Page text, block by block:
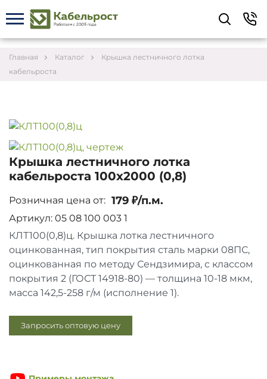
Главная Каталог
Крышка лестничного лотка
кабельроста
Крышка лестничного лотка
кабельроста 100х2000 (0,8)
Розничная цена от: 179 ₽/п.м.
Артикул: 05 08 100 003 1
КЛТ100(0,8)ц. Крышка лотка лестничного
оцинкованная, тип покрытия сталь марки 08ПС,
оцинкованная по методу Сендзимира, с классом
покрытия 2 (ГОСТ 14918-80) — толщина 10-18 мкм,
масса 142,5-258 г/м (исполнение 1).
Запросить оптовую цену
Укажите контакты для связи и требования к
заказу – предложим лучшие варианты по цене,
согласуем сроки и подберём доставку.
Запросить цены